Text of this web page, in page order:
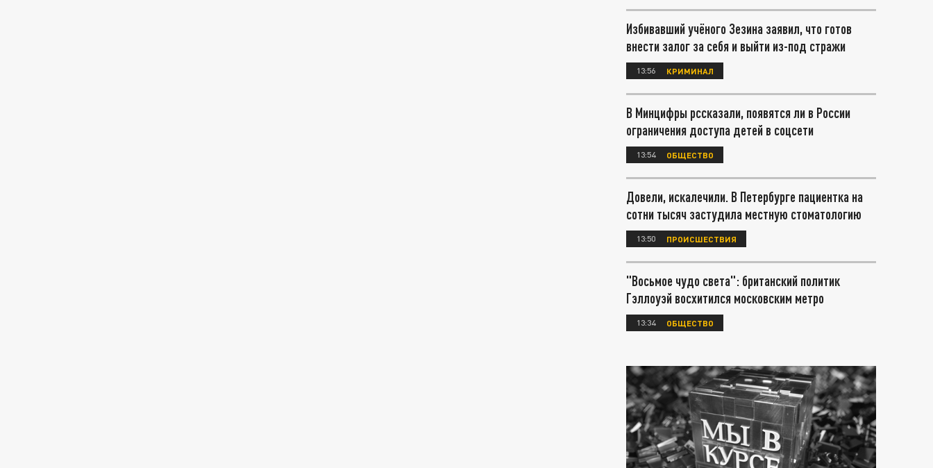
Избивавший учёного Зезина заявил, что готов
внести залог за себя и выйти из-под стражи
13:56 КРИМИНАЛ
В Минцифры рссказали, появятся ли в России
ограничения доступа детей в соцсети
13:54 ОБЩЕСТВО
Довели, искалечили. В Петербурге пациентка на
сотни тысяч застудила местную стоматологию
13:50 ПРОИСШЕСТВИЯ
"Восьмое чудо света": британский политик
Гэллоуэй восхитился московским метро
13:34 ОБЩЕСТВО